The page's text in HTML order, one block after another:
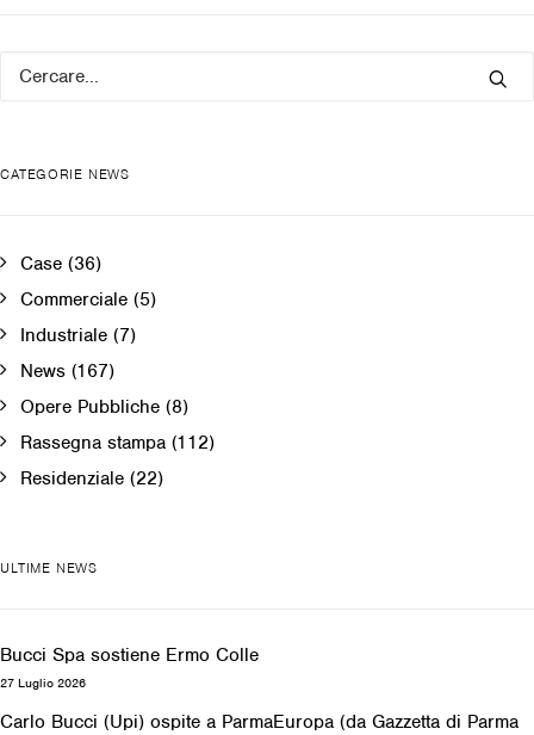
CATEGORIE NEWS
Case (36)
Commerciale (5)
Industriale (7)
News (167)
Opere Pubbliche (8)
Rassegna stampa (112)
Residenziale (22)
ULTIME NEWS
Bucci Spa sostiene Ermo Colle
27 Luglio 2026
Carlo Bucci (Upi) ospite a ParmaEuropa (da Gazzetta di Parma